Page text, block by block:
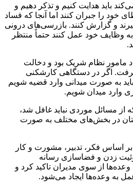
باید هدایت کنیم و تذکر دهیم و
را جبران کنند اما آنجا که فساد
و گزارش کنند. بازرسی‌های درونی
وظایف خود عمل کنند حتماً منتظر
مامور نظام شریک بود و دخالت
اگر در دستگاهی کارشکنی
به صورت میدانی وارد قضیه شویم
وارد میدان شویم.
از مسائل موردی نباید غافل شد،
در بخش‌های مختلف به صورت
بر اساس فکر، تدبیر، مشورت و کار
زدن و فضاسازی رسانه
از سوی مدیران تاکید کرد و
به وعده‌ها ایجاد می‌شود.